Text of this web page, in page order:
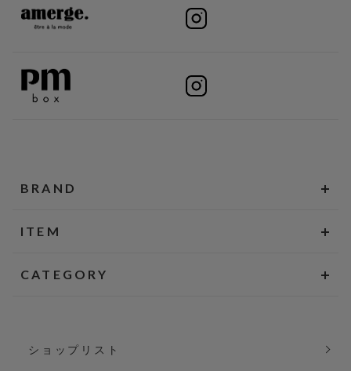
BRAND
ITEM
CATEGORY
ショップリスト